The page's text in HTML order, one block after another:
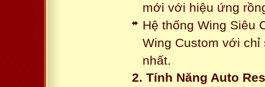
mới với hiệu ứng
Hệ thống Wing Siêu
Wing Custom với
nhất.
2. Tính Năng Auto